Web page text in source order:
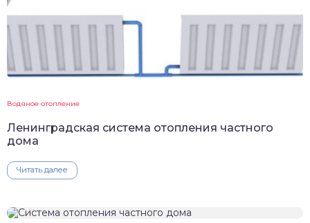
Водяное отопление
Ленинградская система отопления частного
дома
Читать далее